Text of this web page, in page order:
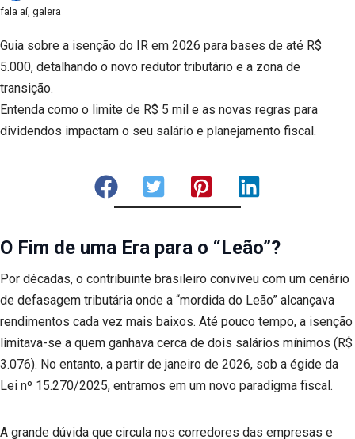
fala aí, galera
Guia sobre a isenção do IR em 2026 para bases de até R$
5.000, detalhando o novo redutor tributário e a zona de
transição.
Entenda como o limite de R$ 5 mil e as novas regras para
dividendos impactam o seu salário e planejamento fiscal.
O Fim de uma Era para o “Leão”?
Por décadas, o contribuinte brasileiro conviveu com um cenário
de defasagem tributária onde a “mordida do Leão” alcançava
rendimentos cada vez mais baixos. Até pouco tempo, a isenção
limitava-se a quem ganhava cerca de dois salários mínimos (R$
3.076). No entanto, a partir de janeiro de 2026, sob a égide da
Lei nº 15.270/2025, entramos em um novo paradigma fiscal.
A grande dúvida que circula nos corredores das empresas e